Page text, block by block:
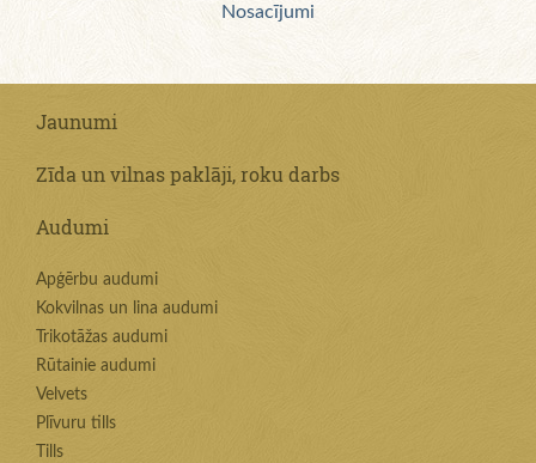
Nosacījumi
Jaunumi
Zīda un vilnas paklāji, roku darbs
Audumi
Apģērbu audumi
Kokvilnas un lina audumi
Trikotāžas audumi
Rūtainie audumi
Velvets
Plīvuru tills
Tills